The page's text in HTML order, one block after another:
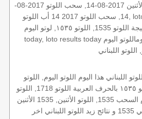
اليكم نتائج اللوتو الأثنين, الأثنين 2017-08-14, سحب اللوتو 2017-08-
14, سحب اللوتو 2017 14 أب اللوتو, loto, loto, نتيجة اللوتو, نتيجة
اللوتو ١٥٣٥ نتيجة اللوتو 1535, اللوتو ١٥٣٥, لوتو اليوم loto result
today, loto results today اللوتو هذا الاسبوع لوتو اليوماللوتو اليوم
اللبناني هذا اليوم اللوتو اليوم, اللوتو
1535 عو رقم سحب اللوتو ١٥٣٥ بالحرف العربية اللوتو 1718, اللوتو
2017-08-14, اللوتو أرقام السحب 1535, اللوتو الأثنين, 1535 الأثنين
اللوتو اللبناني اللوتو اللبناني 1535 و نتائج زيد اللوتو اللبناني اخر